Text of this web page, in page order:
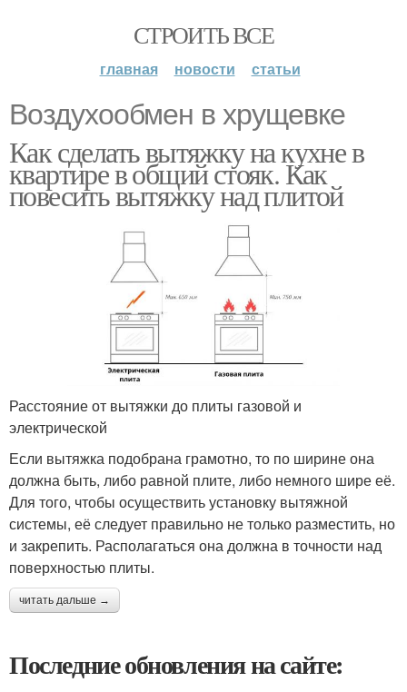
СТРОИТЬ ВСЕ
главная новости статьи
Воздухообмен в хрущевке
Как сделать вытяжку на кухне в
квартире в общий стояк. Как
повесить вытяжку над плитой
Расстояние от вытяжки до плиты газовой и
электрической
Если вытяжка подобрана грамотно, то по ширине она
должна быть, либо равной плите, либо немного шире её.
Для того, чтобы осуществить установку вытяжной
системы, её следует правильно не только разместить, но
и закрепить. Располагаться она должна в точности над
поверхностью плиты.
читать дальше →
Последние обновления на сайте: